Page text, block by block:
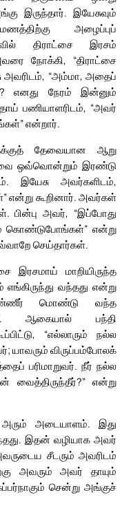
இருந்தார். இயேசுவும்
அழைப்புப்
திராட்சை இரசம்
நோக்கி, “திராட்சை
அவரிடம், “அம்மா, அதைப்
எனது நேரம் இன்னும்
பணியாளரிடம், “அவர்
என்றார்.
தேவையான ஆறு
ஒவ்வொன்றும் இரண்டு
இயேசு அவர்களிடம்,
என்று கூறினார். அவர்கள்
பின்பு அவர், “இப்போது
கொண்டுபோங்கள்” என்று
செய்தார்கள்.
இரசமாய் மாறியிருந்த
வந்தது என்று
தண்ணீர் மொண்டு வந்த
ஆகையால் பந்தி
“எல்லாரும் நல்ல
யாவரும் விருப்பம்போலக்
பரிமாறுவர். நீர் நல்ல
வைத்திருந்தீர்?” என்று
அடையாளம். இது
இதன் வழியாக அவர்
சீடரும் அவரிடம்
அவரும் அவர் தாயும்
சென்று அங்குச்